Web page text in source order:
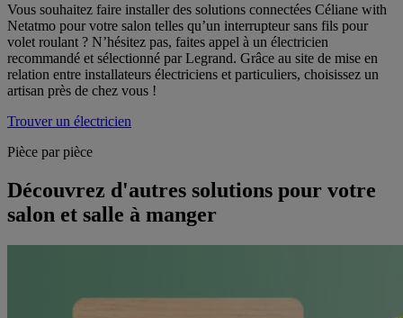
Vous souhaitez faire installer des solutions connectées Céliane with
Netatmo pour votre salon telles qu’un interrupteur sans fils pour
volet roulant ? N’hésitez pas, faites appel à un électricien
recommandé et sélectionné par Legrand. Grâce au site de mise en
relation entre installateurs électriciens et particuliers, choisissez un
artisan près de chez vous !
Trouver un électricien
Pièce par pièce
Découvrez d'autres solutions pour votre
salon et salle à manger